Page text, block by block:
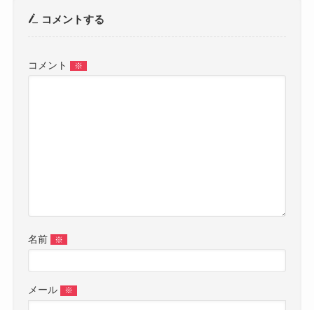
コメントする
コメント ※
名前 ※
メール ※